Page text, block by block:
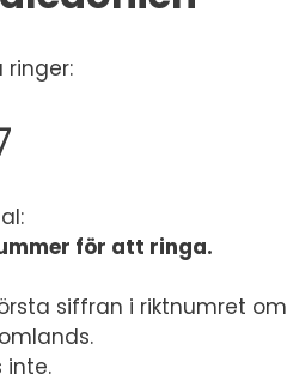
för att ringa.
siffran i riktnumret om
inte.